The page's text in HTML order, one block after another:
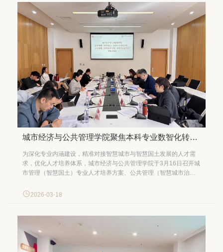
城市经济与公共管理学院聚焦本科专业数智化转型邀请域内专家论证
为深化专业内涵建设，精准对接智慧城市与智慧国土发展的人才需
求，优化人才培养体系，城市经济与公共管理学院于3月16日召开城
市管理（智慧国土）专业人才培养方案、公共管理（智慧城市治
席专家、研究员贾克敬，中国地质大学（北京）土地科学技术学院
2026-03-18